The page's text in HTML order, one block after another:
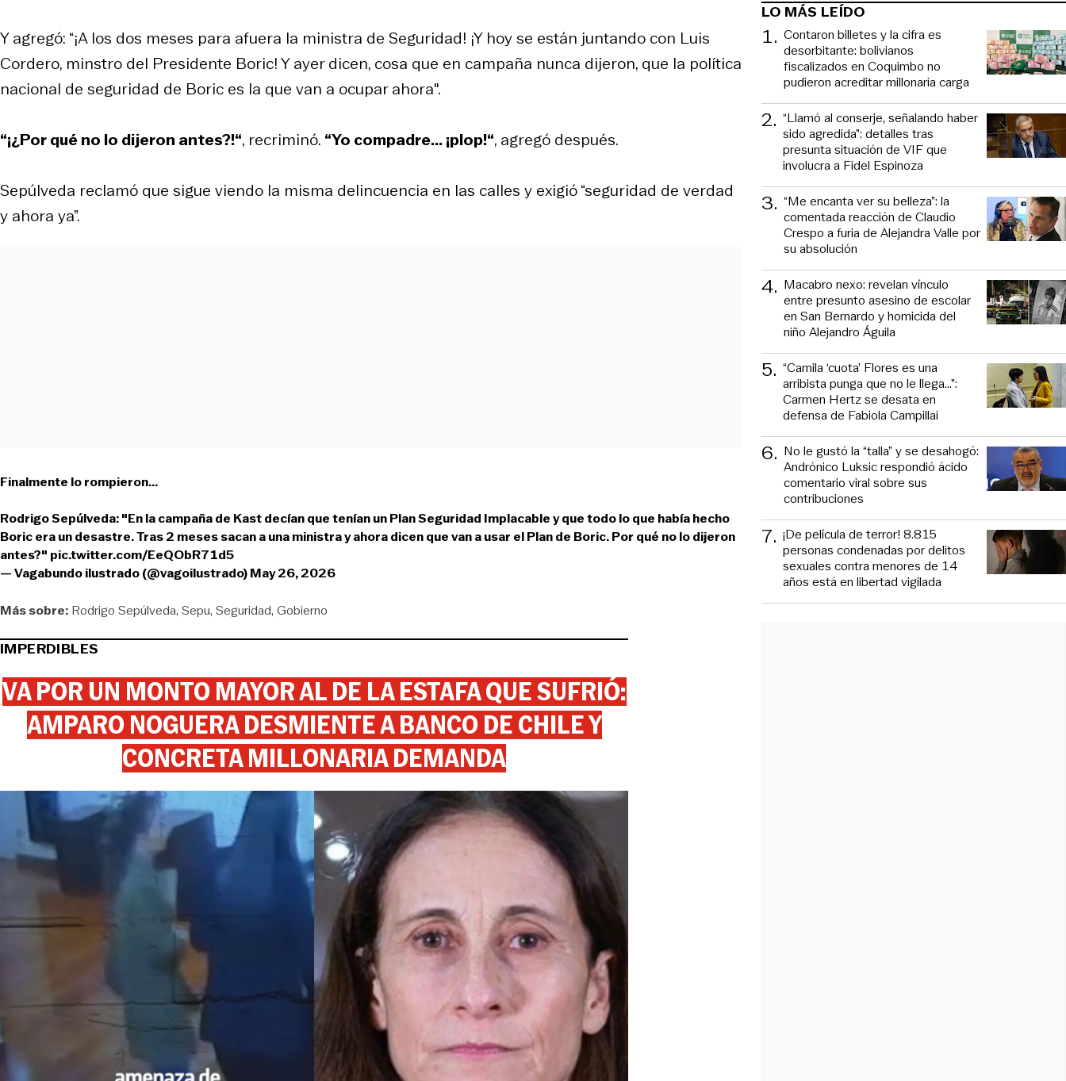
Y agregó: “¡A los dos meses para afuera la ministra de Seguridad! ¡Y hoy se están juntando con Luis
Cordero, minstro del Presidente Boric! Y ayer dicen, cosa que en campaña nunca dijeron, que la política
nacional de seguridad de Boric es la que van a ocupar ahora".
“¡¿Por qué no lo dijeron antes?!“, recriminó. “Yo compadre... ¡plop!“, agregó después.
Sepúlveda reclamó que sigue viendo la misma delincuencia en las calles y exigió “seguridad de verdad
y ahora ya”.
Finalmente lo rompieron...
Rodrigo Sepúlveda: "En la campaña de Kast decían que tenían un Plan Seguridad Implacable y que todo lo que había hecho
Boric era un desastre. Tras 2 meses sacan a una ministra y ahora dicen que van a usar el Plan de Boric. Por qué no lo dijeron
antes?" pic.twitter.com/EeQObR71d5
— Vagabundo ilustrado (@vagoilustrado)May 26, 2026
Más sobre: Rodrigo Sepúlveda Sepu Seguridad Gobierno
IMPERDIBLES
VA POR UN MONTO MAYOR AL DE LA ESTAFA QUE SUFRIÓ:
AMPARO NOGUERA DESMIENTE A BANCO DE CHILE Y
CONCRETA MILLONARIA DEMANDA
LO MÁS LEÍDO
1. Contaron billetes y la cifra es
desorbitante: bolivianos
fiscalizados en Coquimbo no
pudieron acreditar millonaria carga
2. “Llamó al conserje, señalando haber
sido agredida”: detalles tras
presunta situación de VIF que
involucra a Fidel Espinoza
3. “Me encanta ver su belleza”: la
comentada reacción de Claudio
Crespo a furia de Alejandra Valle por
su absolución
4. Macabro nexo: revelan vínculo
entre presunto asesino de escolar
en San Bernardo y homicida del
niño Alejandro Águila
5. “Camila ‘cuota’ Flores es una
arribista punga que no le llega...”:
Carmen Hertz se desata en
defensa de Fabiola Campillai
6. No le gustó la “talla” y se desahogó:
Andrónico Luksic respondió ácido
comentario viral sobre sus
contribuciones
7. ¡De película de terror! 8.815
personas condenadas por delitos
sexuales contra menores de 14
años está en libertad vigilada